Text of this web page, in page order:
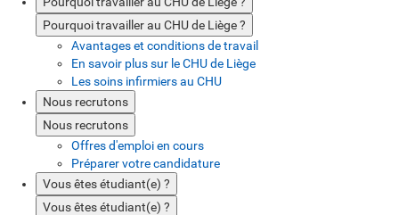
Pourquoi travailler au CHU de Liège ?
Avantages et conditions de travail
En savoir plus sur le CHU de Liège
Les soins infirmiers au CHU
Nous recrutons
Nous recrutons
Offres d'emploi en cours
Préparer votre candidature
Vous êtes étudiant(e) ?
Vous êtes étudiant(e) ?